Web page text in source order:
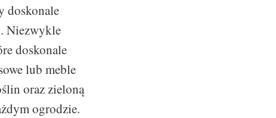
doskonale
Niezwykle
doskonale
lub meble
oraz zieloną
ogrodzie.